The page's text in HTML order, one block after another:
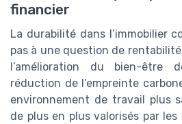
financier
La durabilité dans l’immobilier
pas à une question de
l’amélioration du bien-être
réduction de l’empreinte
environnement de travail plus
de plus en plus valorisés par